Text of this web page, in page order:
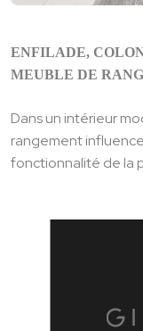
ENFILADE,
MEUBLE DE
Dans un intérieur
rangement
fonctionnalité de la